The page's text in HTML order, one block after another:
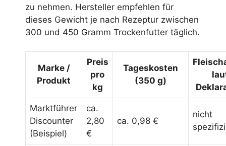
zu nehmen. Hersteller empfehlen für
dieses Gewicht je nach Rezeptur zwischen
300 und 450 Gramm Trockenfutter täglich.
Marke /
Produkt
Preis
pro
kg
Tageskosten
(350 g)
Marktführer
Discounter
(Beispiel)
ca.
2,80
€
ca. 0,98 €
nicht